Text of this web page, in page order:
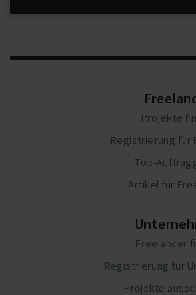
Projekte
Registrierung für
Top-
Artikel für
Freelancer
Registrierung für
Projekte